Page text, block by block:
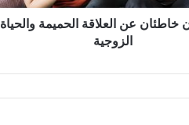
خاطئان عن العلاقة الحميمة والحياة
الزوجية